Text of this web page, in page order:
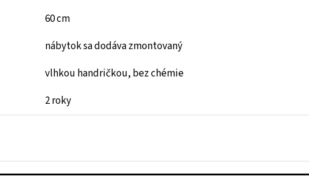
60 cm
nábytok sa dodáva zmontovaný
vlhkou handričkou, bez chémie
2 roky